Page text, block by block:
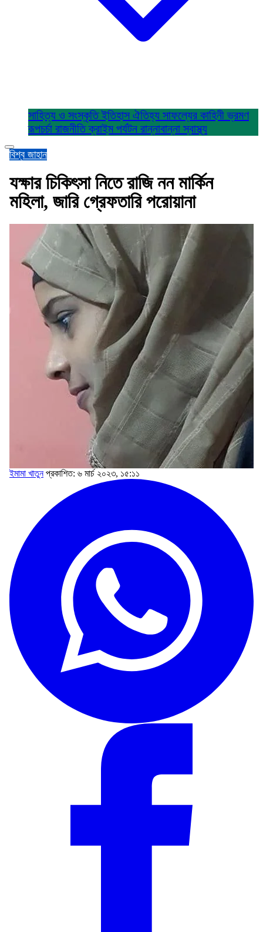
সাহিত্য ও সংস্কৃতিইতিহাস ঐতিহ্য সাফল্যের কাহিনীভ্রমণ
রূপচর্চা রাজনীতিক্রাইম পর্যটন রান্নাবান্নাস্বাস্থ্য
বিশ্ব জাহান
যক্ষার চিকিৎসা নিতে রাজি নন মার্কিন
মহিলা, জারি গ্রেফতারি পরোয়ানা
ইমামা খাতুন প্রকাশিত: ৬ মার্চ ২০২৩, ১৫:১১